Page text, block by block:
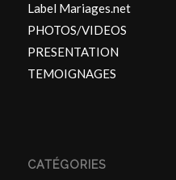
Label Mariages.net
PHOTOS/VIDEOS
PRESENTATION
TEMOIGNAGES
CATÉGORIES